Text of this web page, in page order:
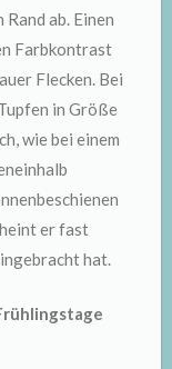
ab. Einen
Farbkontrast
Flecken. Bei
in Größe
wie bei einem
er fast
hat.